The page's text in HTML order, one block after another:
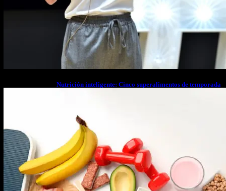
Nutrición inteligente: Cinco superalimentos de temporada